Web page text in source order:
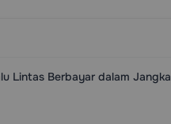
Lintas Berbayar dalam Jangka